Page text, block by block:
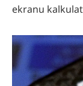
ekranu